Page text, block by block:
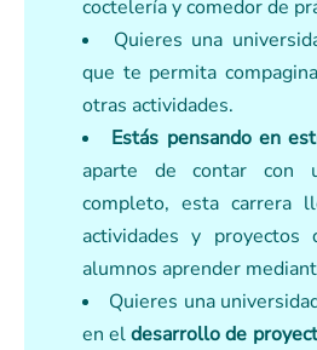
coctelería y comedor de
Quieres una
que te permita
otras actividades.
Estás pensando en
aparte de contar con
completo, esta carrera
actividades y
alumnos aprender
Quieres una
en eldesarrollo de